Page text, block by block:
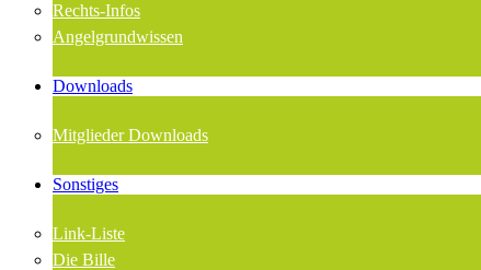
Rechts-Infos
Angelgrundwissen
Downloads
Mitglieder Downloads
Sonstiges
Link-Liste
Die Bille